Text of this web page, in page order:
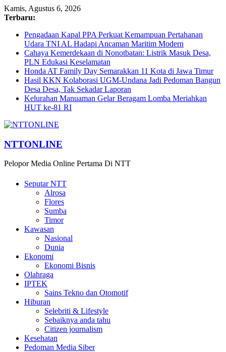
Kamis, Agustus 6, 2026
Terbaru:
Pengadaan Kapal PPA Perkuat Kemampuan Pertahanan
Udara TNI AL Hadapi Ancaman Maritim Modern
Cahaya Kemerdekaan di Nonotbatan: Listrik Masuk Desa,
PLN Edukasi Keselamatan
Honda AT Family Day Semarakkan 11 Kota di Jawa Timur
Hasil KKN Kolaborasi UGM-Undana Jadi Pedoman Bangun
Desa Desa, Tak Sekadar Laporan
Kelurahan Manuaman Gelar Beragam Lomba Meriahkan
HUT ke-81 RI
NTTONLINE
Pelopor Media Online Pertama Di NTT
Seputar NTT
Alrosa
Flores
Sumba
Timor
Kawasan
Nasional
Dunia
Ekonomi
Ekonomi Bisnis
Olahraga
IPTEK
Sains Tekno dan Otomotif
Hiburan
Selebriti & Lifestyle
Sebaiknya anda tahu
Citizen journalism
Kesehatan
Pedoman Media Siber